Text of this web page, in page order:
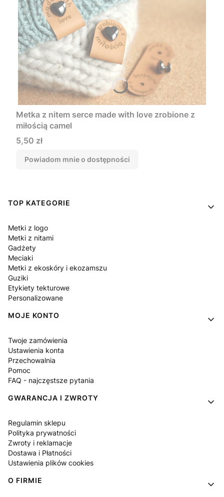
Metka z nitem serce made with love zrobione z
miłością camel
Cena
5,50 zł
Powiadom mnie o dostępności
Linki w stopce
TOP KATEGORIE
Metki z logo
Metki z nitami
Gadżety
Meciaki
Metki z ekoskóry i ekozamszu
Guziki
Etykiety tekturowe
Personalizowane
MOJE KONTO
Twoje zamówienia
Ustawienia konta
Przechowalnia
Pomoc
FAQ - najczęstsze pytania
GWARANCJA I ZWROTY
Regulamin sklepu
Polityka prywatności
Zwroty i reklamacje
Dostawa i Płatności
Ustawienia plików cookies
O FIRMIE